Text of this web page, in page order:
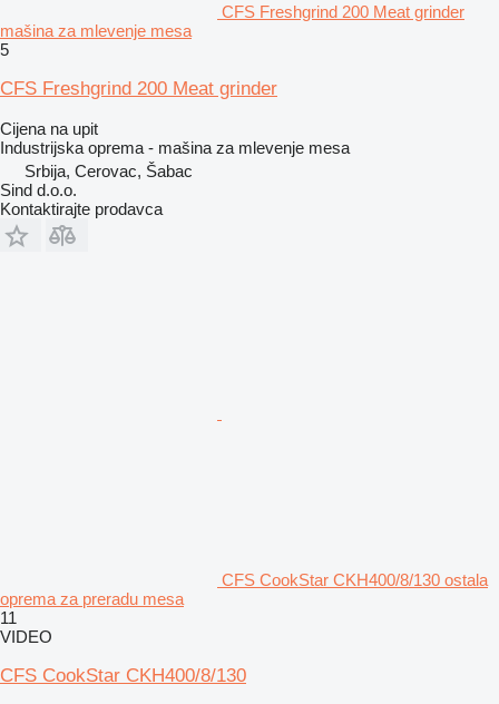
CFS Freshgrind 200 Meat grinder
mašina za mlevenje mesa
5
CFS Freshgrind 200 Meat grinder
Cijena na upit
Industrijska oprema - mašina za mlevenje mesa
Srbija, Cerovac, Šabac
Sind d.o.o.
Kontaktirajte prodavca
CFS CookStar CKH400/8/130 ostala
oprema za preradu mesa
11
VIDEO
CFS CookStar CKH400/8/130